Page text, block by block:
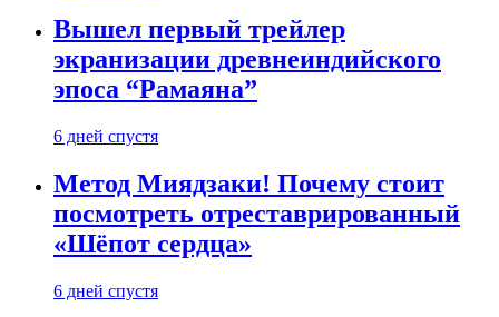
Вышел первый трейлер
экранизации древнеиндийского
эпоса “Рамаяна”
6 дней спустя
Метод Миядзаки! Почему стоит
посмотреть отреставрированный
«Шёпот сердца»
6 дней спустя